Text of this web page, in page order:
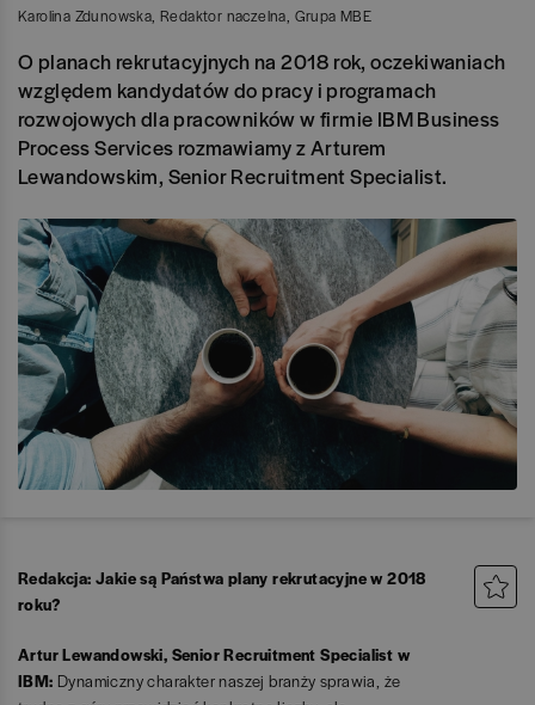
Karolina Zdunowska, Redaktor naczelna, Grupa MBE
O planach rekrutacyjnych na 2018 rok, oczekiwaniach
względem kandydatów do pracy i programach
rozwojowych dla pracowników w firmie IBM Business
Process Services rozmawiamy z Arturem
Lewandowskim, Senior Recruitment Specialist.
Redakcja: Jakie są Państwa plany rekrutacyjne w 2018
roku?
Artur Lewandowski, Senior Recruitment Specialist w
IBM: Dynamiczny charakter naszej branży sprawia, że